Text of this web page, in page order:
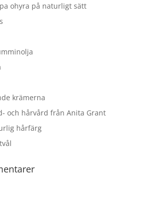
ohyra på naturligt sätt
krämerna
och hårvård från Anita Grant
hårfärg